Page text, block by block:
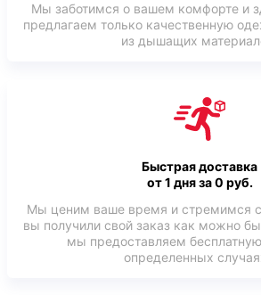
Мы заботимся о вашем комфорте и
предлагаем только качественную
из дышащих
Быстрая доставка
от 1 дня за 0 руб.
Мы ценим ваше время и стремимся
вы получили свой заказ как можно
мы предоставляем
определенных